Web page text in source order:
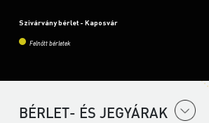
Szivárvány bérlet - Kaposvár
Felnőtt bérletek
BÉRLET- ÉS JEGYÁRAK